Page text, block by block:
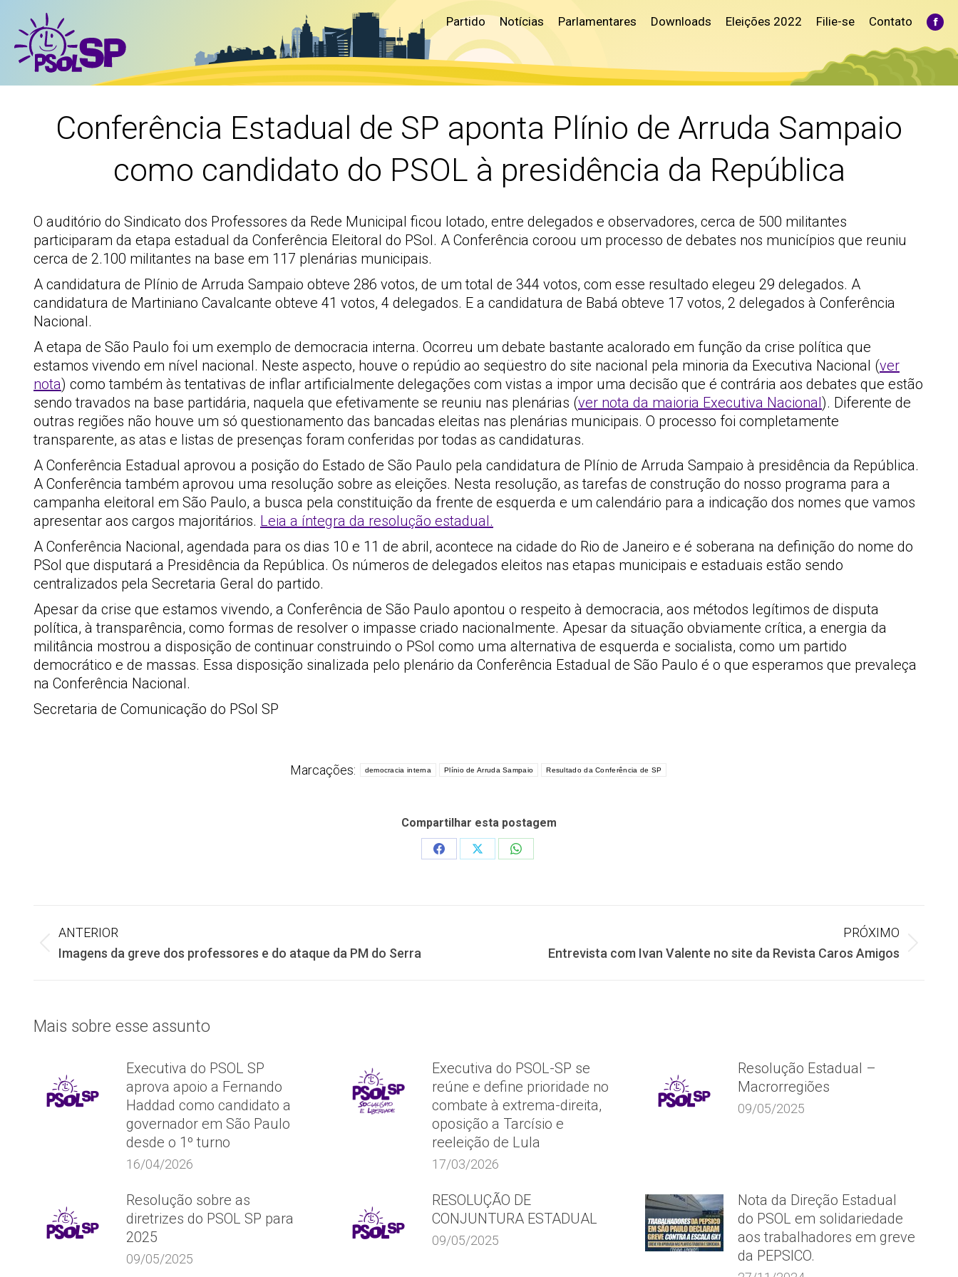
Partido Notícias Parlamentares Downloads Eleições 2022 Filie-se Contato
Conferência Estadual de SP aponta Plínio de Arruda Sampaio
como candidato do PSOL à presidência da República
O auditório do Sindicato dos Professores da Rede Municipal ficou lotado, entre delegados e observadores, cerca de 500 militantes
participaram da etapa estadual da Conferência Eleitoral do PSol. A Conferência coroou um processo de debates nos municípios que reuniu
cerca de 2.100 militantes na base em 117 plenárias municipais.
A candidatura de Plínio de Arruda Sampaio obteve 286 votos, de um total de 344 votos, com esse resultado elegeu 29 delegados. A
candidatura de Martiniano Cavalcante obteve 41 votos, 4 delegados. E a candidatura de Babá obteve 17 votos, 2 delegados à Conferência
Nacional.
A etapa de São Paulo foi um exemplo de democracia interna. Ocorreu um debate bastante acalorado em função da crise política que
estamos vivendo em nível nacional. Neste aspecto, houve o repúdio ao seqüestro do site nacional pela minoria da Executiva Nacional (ver
nota) como também às tentativas de inflar artificialmente delegações com vistas a impor uma decisão que é contrária aos debates que estão
sendo travados na base partidária, naquela que efetivamente se reuniu nas plenárias (ver nota da maioria Executiva Nacional). Diferente de
outras regiões não houve um só questionamento das bancadas eleitas nas plenárias municipais. O processo foi completamente
transparente, as atas e listas de presenças foram conferidas por todas as candidaturas.
A Conferência Estadual aprovou a posição do Estado de São Paulo pela candidatura de Plínio de Arruda Sampaio à presidência da República.
A Conferência também aprovou uma resolução sobre as eleições. Nesta resolução, as tarefas de construção do nosso programa para a
campanha eleitoral em São Paulo, a busca pela constituição da frente de esquerda e um calendário para a indicação dos nomes que vamos
apresentar aos cargos majoritários. Leia a íntegra da resolução estadual.
A Conferência Nacional, agendada para os dias 10 e 11 de abril, acontece na cidade do Rio de Janeiro e é soberana na definição do nome do
PSol que disputará a Presidência da República. Os números de delegados eleitos nas etapas municipais e estaduais estão sendo
centralizados pela Secretaria Geral do partido.
Apesar da crise que estamos vivendo, a Conferência de São Paulo apontou o respeito à democracia, aos métodos legítimos de disputa
política, à transparência, como formas de resolver o impasse criado nacionalmente. Apesar da situação obviamente crítica, a energia da
militância mostrou a disposição de continuar construindo o PSol como uma alternativa de esquerda e socialista, como um partido
democrático e de massas. Essa disposição sinalizada pelo plenário da Conferência Estadual de São Paulo é o que esperamos que prevaleça
na Conferência Nacional.
Secretaria de Comunicação do PSol SP
Marcações: democracia interna Plínio de Arruda Sampaio Resultado da Conferência de SP
Compartilhar esta postagem
Share
Share
Share
Navegação
de
post:
ANTERIOR
Post
Imagens da greve dos professores e do ataque da PM do Serra
PRÓXIMO
PróximoEntrevista com Ivan Valente no site da Revista Caros Amigos
Mais sobre esse assunto
Executiva do PSOL SP
aprova apoio a Fernando
Haddad como candidato a
governador em São Paulo
desde o 1º turno
16/04/2026
Executiva do PSOL-SP se
reúne e define prioridade no
combate à extrema-direita,
oposição a Tarcísio e
reeleição de Lula
17/03/2026
Resolução Estadual –
Macrorregiões
09/05/2025
Resolução sobre as
diretrizes do PSOL SP para
2025
09/05/2025
RESOLUÇÃO DE
CONJUNTURA ESTADUAL
09/05/2025
Nota da Direção Estadual
do PSOL em solidariedade
aos trabalhadores em greve
da PEPSICO.